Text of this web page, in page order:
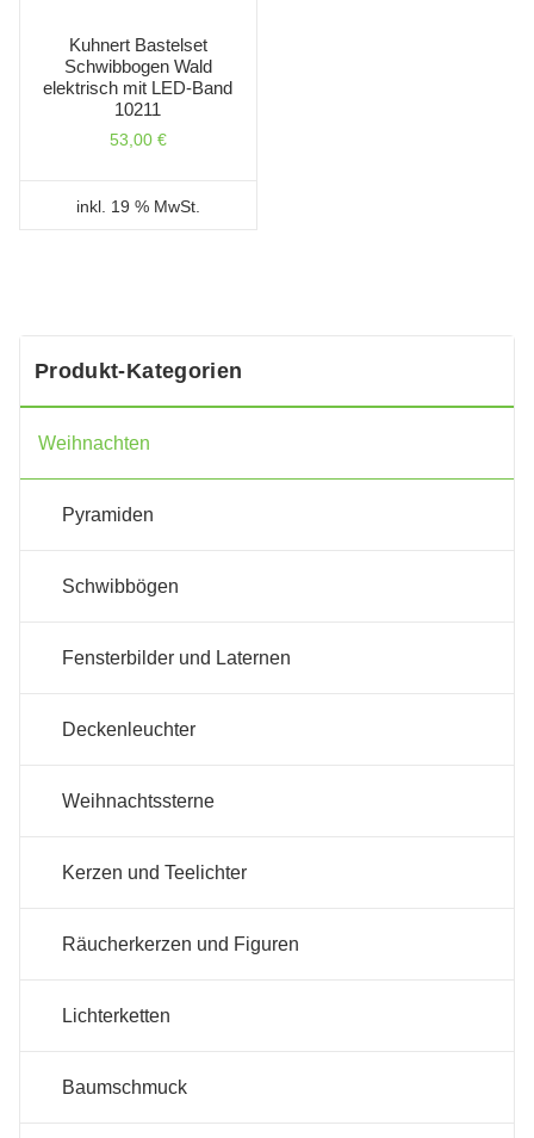
Kuhnert Bastelset
Schwibbogen Wald
elektrisch mit LED-Band
10211
53,00 €
inkl. 19 % MwSt.
Produkt-Kategorien
Weihnachten
Pyramiden
Schwibbögen
Fensterbilder und Laternen
Deckenleuchter
Weihnachtssterne
Kerzen und Teelichter
Räucherkerzen und Figuren
Lichterketten
Baumschmuck